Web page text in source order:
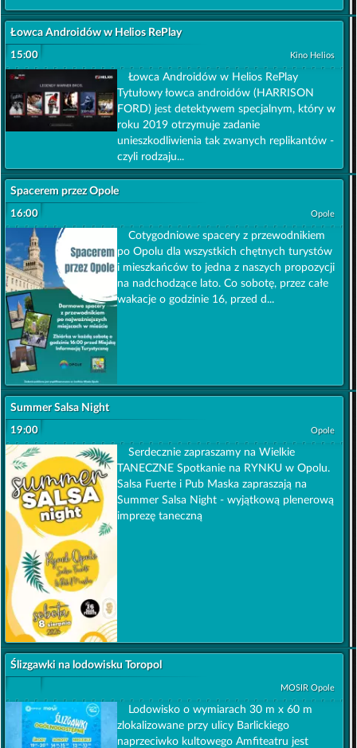
15:00
Łowca Androidów w Helios RePlay
Kino Helios
Łowca Androidów w Helios RePlay
Tytułowy łowca androidów (HARRISON
FORD) jest detektywem specjalnym, który w
roku 2019 otrzymuje zadanie
unieszkodliwienia tak zwanych replikantów -
czyli rodzaju...
16:00
Spacerem przez Opole
Opole
Cotygodniowe spacery z przewodnikiem
po Opolu dla wszystkich chętnych turystów
i mieszkańców to jedna z naszych propozycji
na nadchodzące lato. Co sobotę, przez całe
wakacje o godzinie 16, przed d...
19:00
Summer Salsa Night
Opole
Serdecznie zapraszamy na Wielkie
TANECZNE Spotkanie na RYNKU w Opolu.
Salsa Fuerte i Pub Maska zapraszają na
Summer Salsa Night - wyjątkową plenerową
imprezę taneczną
Ślizgawki na lodowisku Toropol
MOSIR Opole
Lodowisko o wymiarach 30 m x 60 m
zlokalizowane przy ulicy Barlickiego
naprzeciwko kultowego Amfiteatru jest